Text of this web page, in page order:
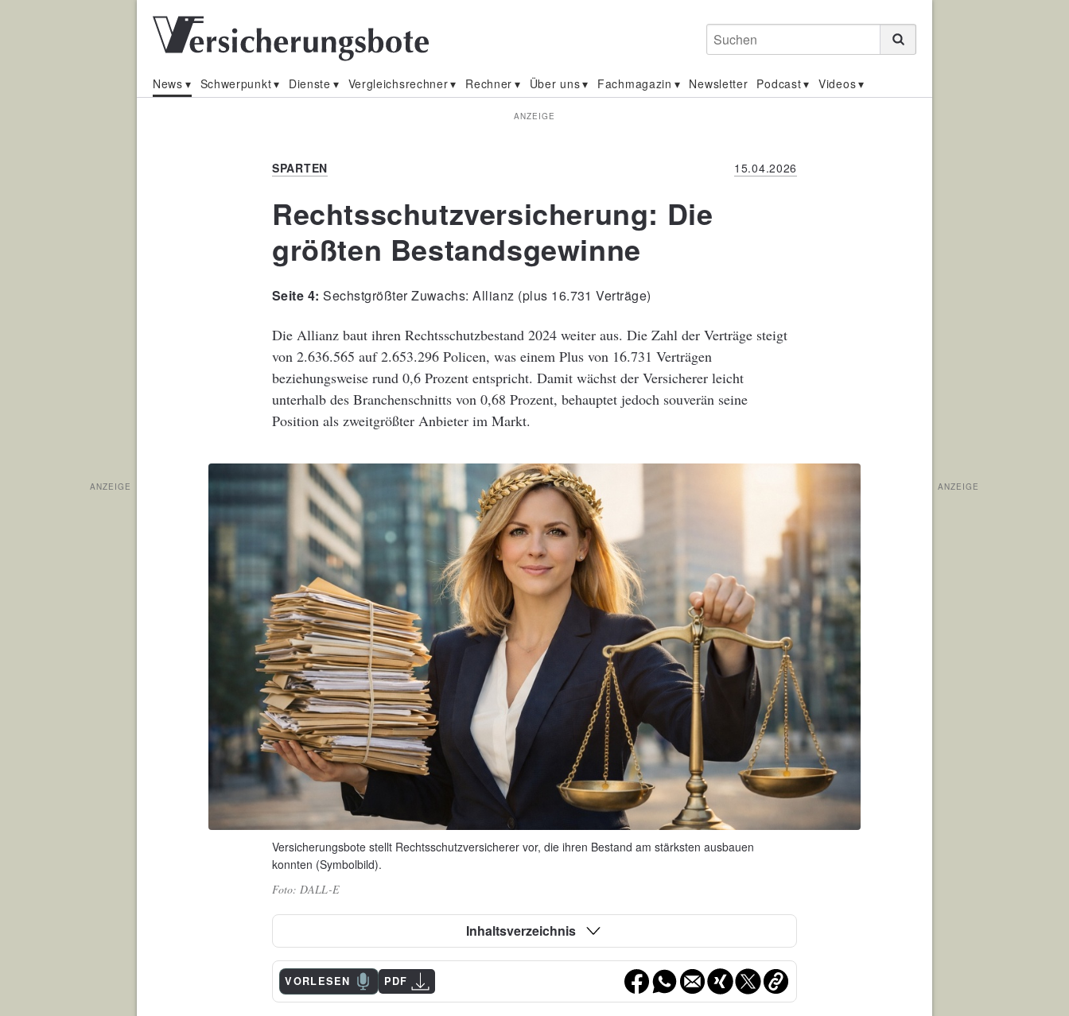
Suchen
News Schwerpunkt Dienste Vergleichsrechner Rechner Über uns Fachmagazin Newsletter Podcast Videos
ANZEIGE
SPARTEN 15.04.2026
Rechtsschutzversicherung: Die
größten Bestandsgewinne
Sechstgrößter Zuwachs: Allianz (plus 16.731 Verträge)
Die Allianz baut ihren Rechtsschutzbestand 2024 weiter aus. Die Zahl der Verträge steigt
von 2.636.565 auf 2.653.296 Policen, was einem Plus von 16.731 Verträgen
beziehungsweise rund 0,6 Prozent entspricht. Damit wächst der Versicherer leicht
unterhalb des Branchenschnitts von 0,68 Prozent, behauptet jedoch souverän seine
Position als zweitgrößter Anbieter im Markt.
Versicherungsbote stellt Rechtsschutzversicherer vor, die ihren Bestand am stärksten ausbauen
konnten (Symbolbild).
DALL-E
Inhaltsverzeichnis
VORLESEN PDF
ANZEIGE ANZEIGE